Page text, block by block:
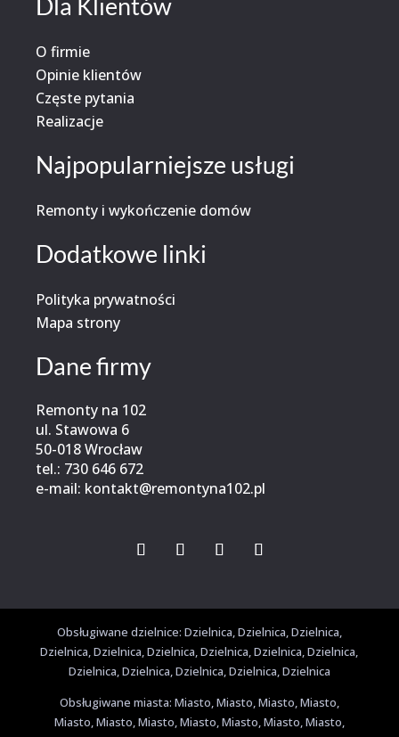
Dla Klientów
O firmie
Opinie klientów
Częste pytania
Realizacje
Najpopularniejsze usługi
Remonty i wykończenie domów
Dodatkowe linki
Polityka prywatności
Mapa strony
Dane firmy
Remonty na 102
ul. Stawowa 6
50-018 Wrocław
tel.: 730 646 672
e-mail: kontakt@remontyna102.pl
Obsługiwane dzielnice: Dzielnica, Dzielnica, Dzielnica,
Dzielnica, Dzielnica, Dzielnica, Dzielnica, Dzielnica, Dzielnica,
Dzielnica, Dzielnica, Dzielnica, Dzielnica, Dzielnica
Obsługiwane miasta: Miasto, Miasto, Miasto, Miasto,
Miasto, Miasto, Miasto, Miasto, Miasto, Miasto, Miasto,